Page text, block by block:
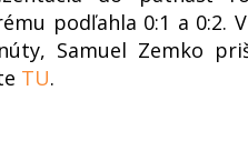
podľahla 0:1 a
Samuel Zemko
TU.